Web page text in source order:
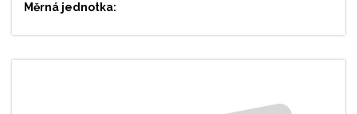
Měrná jednotka: